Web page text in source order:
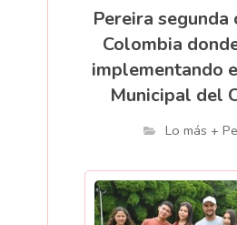
Pereira segunda
Colombia
implementando
Municipal del
Lo más +